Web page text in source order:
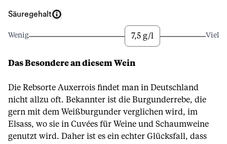
Säuregehalt
Wenig 7,5 g/l Viel
Das Besondere an diesem Wein
Die Rebsorte Auxerrois findet man in Deutschland
nicht allzu oft. Bekannter ist die Burgunderrebe, die
gern mit dem Weißburgunder verglichen wird, im
Elsass, wo sie in Cuvées für Weine und Schaumweine
genutzt wird. Daher ist es ein echter Glücksfall, dass